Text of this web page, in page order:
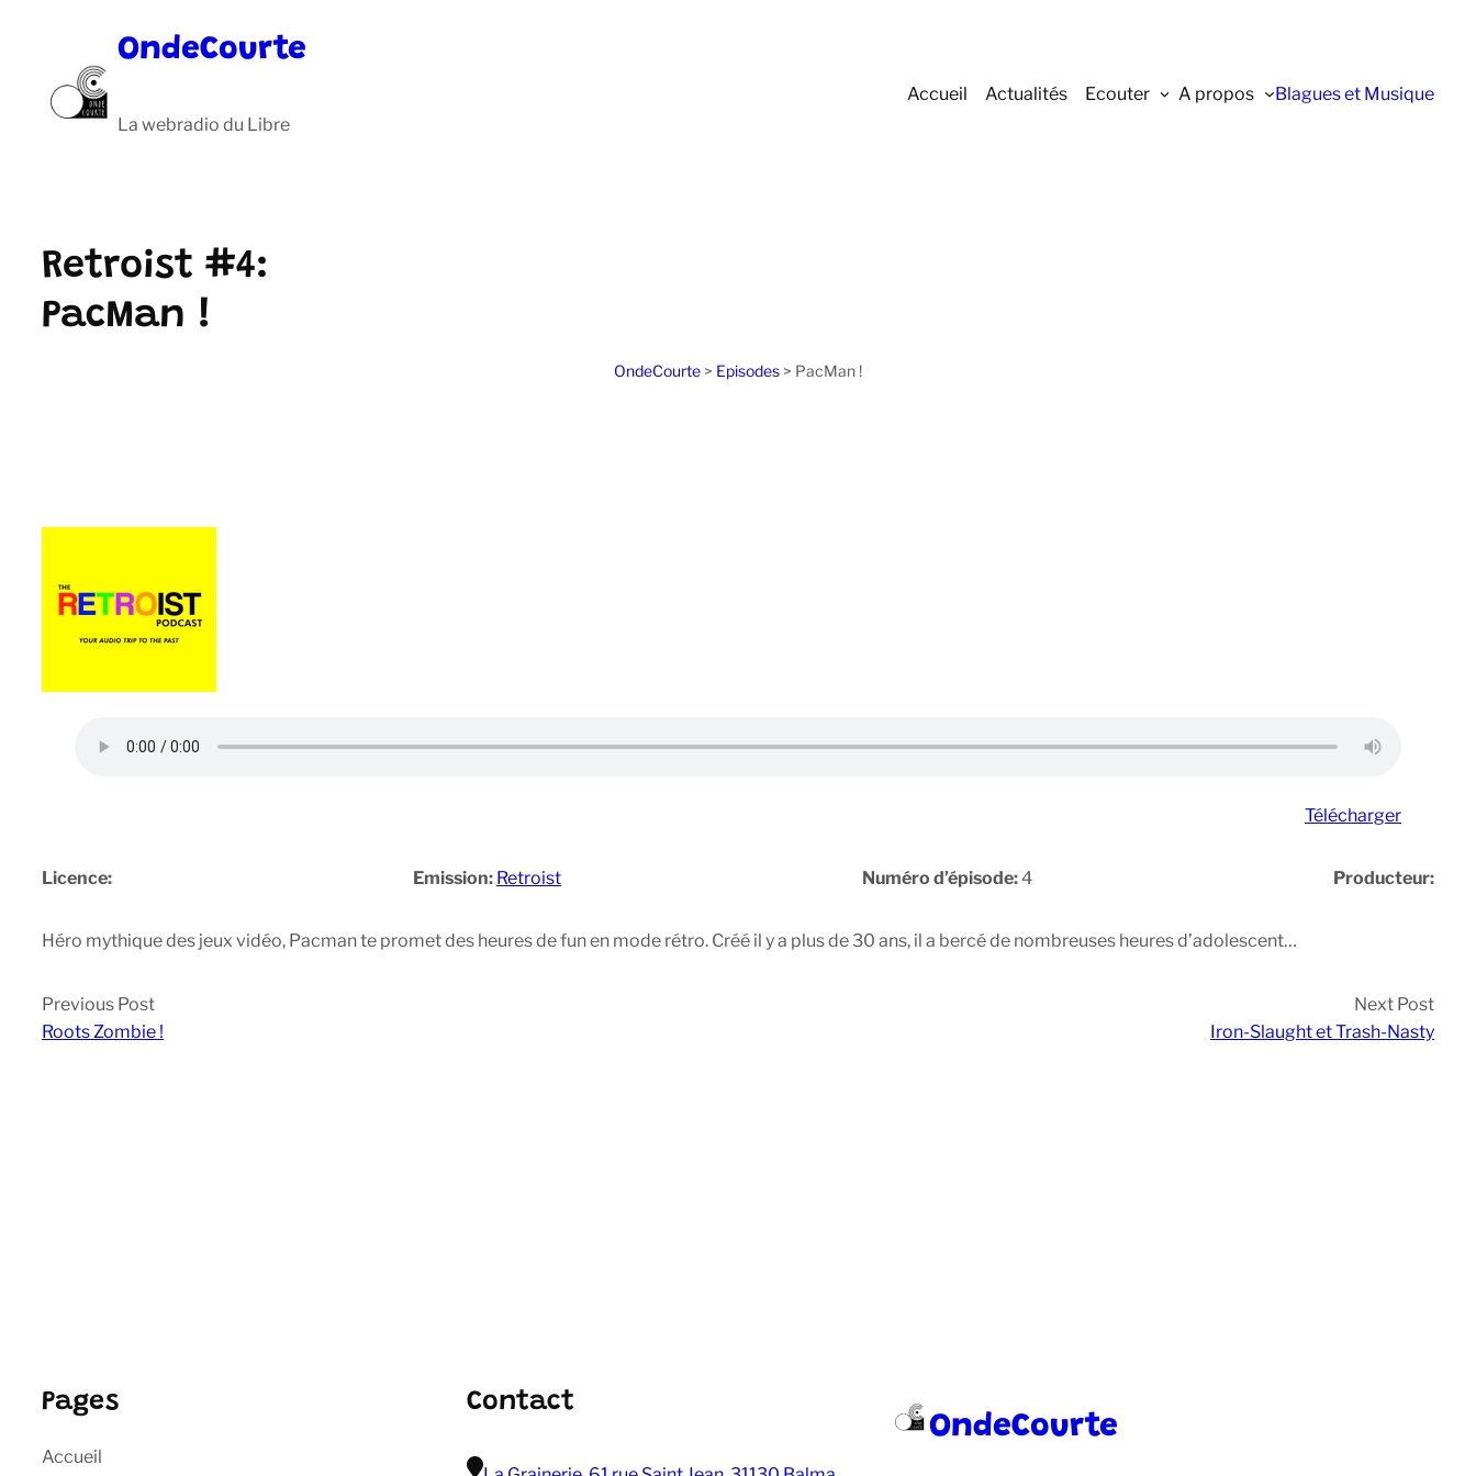
OndeCourte
La webradio du Libre
Accueil Actualités Ecouter A propos Blagues et Musique
Retroist #4:
PacMan !
OndeCourte > Episodes > PacMan !
Télécharger
Licence: Emission: Retroist Numéro d’épisode:4 Producteur:
Héro mythique des jeux vidéo, Pacman te promet des heures de fun en mode rétro. Créé il y a plus de 30 ans, il a bercé de nombreuses heures d’adolescent…
Previous Post
Roots Zombie !
Next Post
Iron-Slaught et Trash-Nasty
Pages
Accueil
Contact
OndeCourte